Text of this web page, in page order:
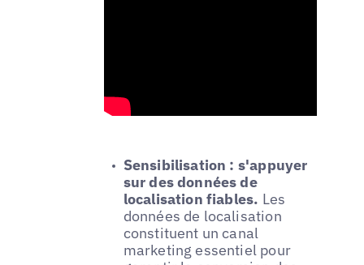
Sensibilisation : s'appuyer
sur des données de
localisation fiables. Les
données de localisation
constituent un canal
marketing essentiel pour